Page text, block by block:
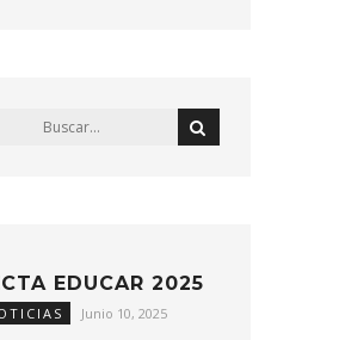
EDUCAR 2025
Junio 10, 2025